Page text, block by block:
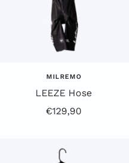
MILREMO
LEEZE Hose
Angebotspreis
€129,90